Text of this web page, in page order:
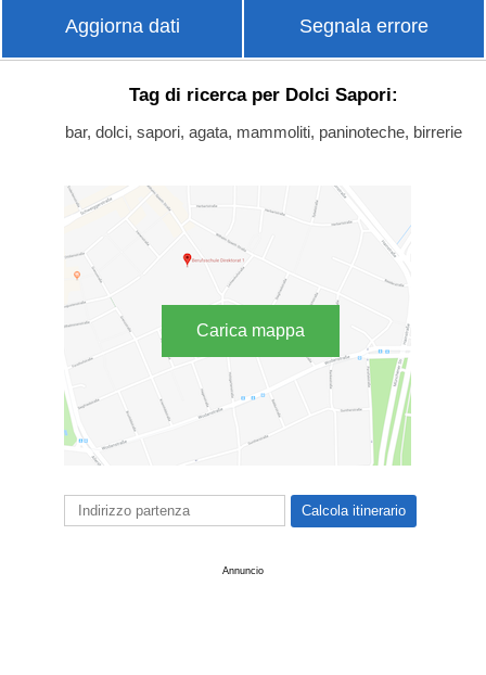
Aggiorna dati Segnala errore
Tag di ricerca per Dolci Sapori:
bar, dolci, sapori, agata, mammoliti, paninoteche, birrerie
Carica mappa
Annuncio